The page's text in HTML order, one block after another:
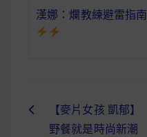
漢娜：爛教練避雷指南
文
【麥片女孩 凱郁】
野餐就是時尚新潮